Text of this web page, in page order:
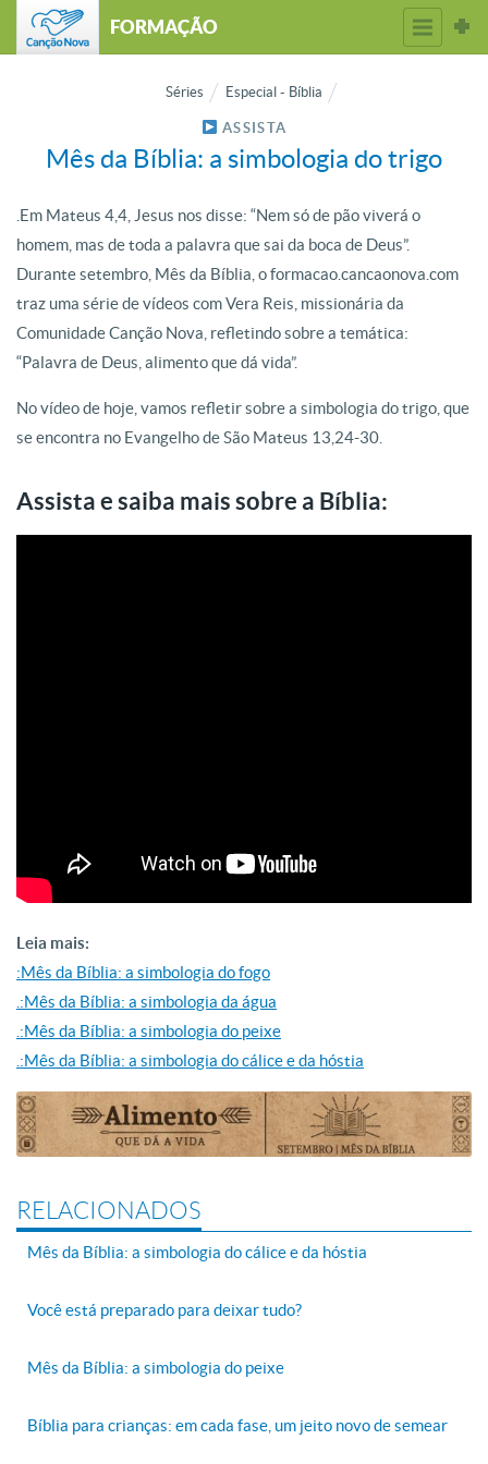
FORMAÇÃO
Séries Especial - Bíblia
ASSISTA
Mês da Bíblia: a simbologia do trigo
.Em Mateus 4,4, Jesus nos disse: “Nem só de pão viverá o
homem, mas de toda a palavra que sai da boca de Deus”.
Durante setembro, Mês da Bíblia, o formacao.cancaonova.com
traz uma série de vídeos com Vera Reis, missionária da
Comunidade Canção Nova, refletindo sobre a temática:
“Palavra de Deus, alimento que dá vida”.
No vídeo de hoje, vamos refletir sobre a simbologia do trigo, que
se encontra no Evangelho de São Mateus 13,24-30.
Assista e saiba mais sobre a Bíblia:
Leia mais:
:Mês da Bíblia: a simbologia do fogo
.:Mês da Bíblia: a simbologia da água
.:Mês da Bíblia: a simbologia do peixe
.:Mês da Bíblia: a simbologia do cálice e da hóstia
RELACIONADOS
Mês da Bíblia: a simbologia do cálice e da hóstia
Você está preparado para deixar tudo?
Mês da Bíblia: a simbologia do peixe
Bíblia para crianças: em cada fase, um jeito novo de semear